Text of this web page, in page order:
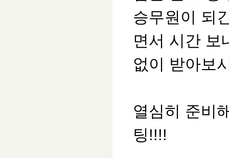
승무원이 되
면서 시간 보
없이 받아보
열심히 준비
팅!!!!